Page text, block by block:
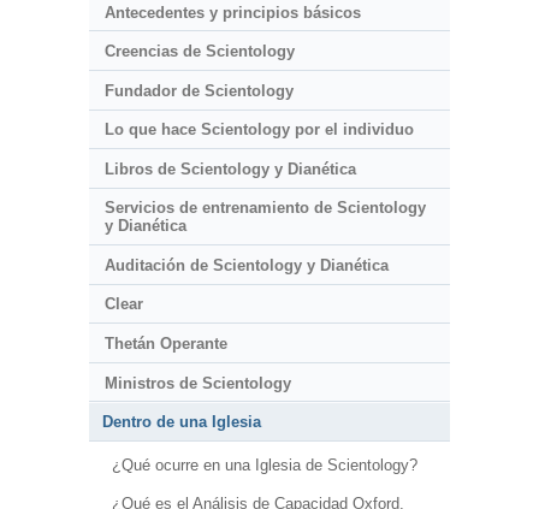
Antecedentes y principios básicos
Creencias de Scientology
Fundador de Scientology
Lo que hace Scientology por el individuo
Libros de Scientology y Dianética
Servicios de entrenamiento de Scientology
y Dianética
Auditación de Scientology y Dianética
Clear
Thetán Operante
Ministros de Scientology
Dentro de una Iglesia
¿Qué ocurre en una Iglesia de Scientology?
¿Qué es el Análisis de Capacidad Oxford,